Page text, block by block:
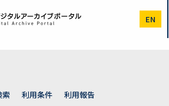
EN
索 利用条件 利用報告